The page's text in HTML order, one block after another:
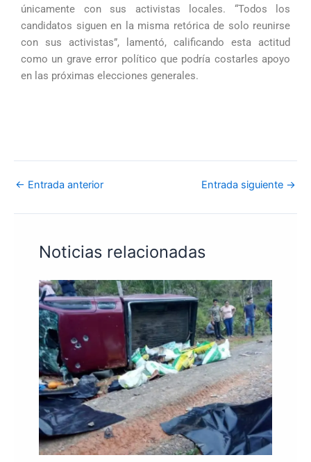
únicamente con sus activistas locales. “Todos los
candidatos siguen en la misma retórica de solo reunirse
con sus activistas”, lamentó, calificando esta actitud
como un grave error político que podría costarles apoyo
en las próximas elecciones generales.
← Entrada anterior Entrada siguiente →
Noticias relacionadas